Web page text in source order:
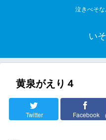
泣きべそ
い
黄泉がえり４
Twitter Facebook